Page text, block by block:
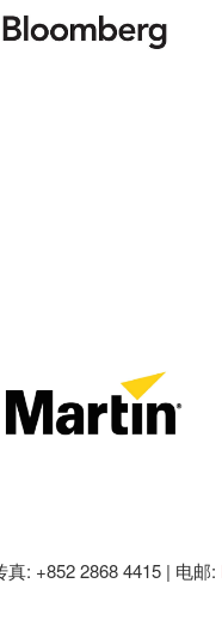
: +852 2868 4415 | 电邮: